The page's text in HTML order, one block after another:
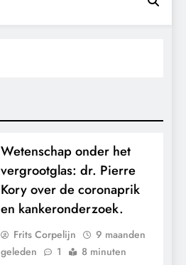
Wetenschap onder het
vergrootglas: dr. Pierre
Kory over de coronaprik
en kankeronderzoek.
Frits Corpelijn
9 maanden
geleden
1 8 minuten